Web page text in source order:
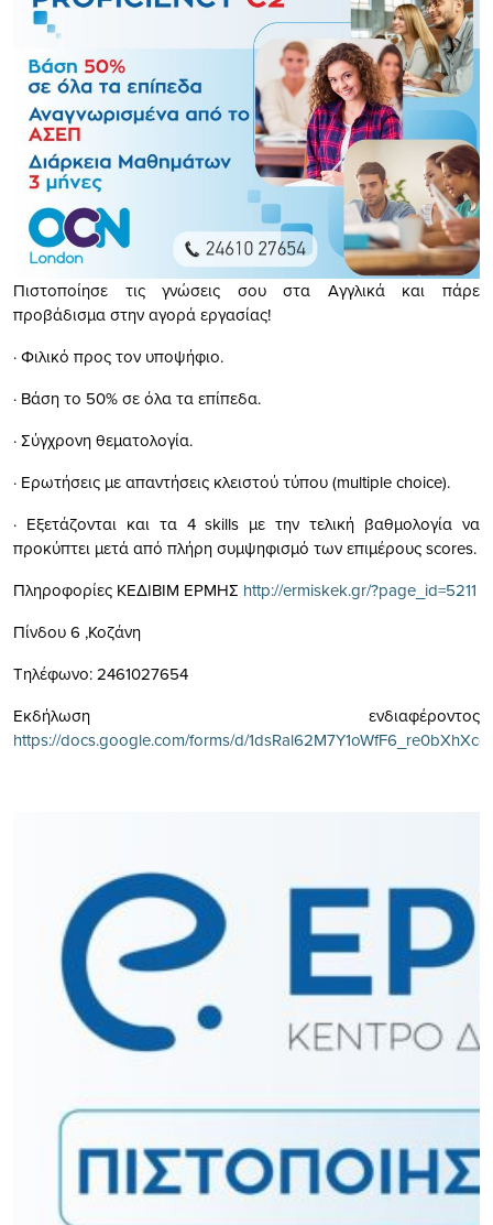
Πιστοποίησε τις γνώσεις σου στα Αγγλικά και πάρε
προβάδισμα στην αγορά εργασίας!
· Φιλικό προς τον υποψήφιο.
· Βάση το 50% σε όλα τα επίπεδα.
· Σύγχρονη θεματολογία.
· Ερωτήσεις με απαντήσεις κλειστού τύπου (multiple choice).
· Εξετάζονται και τα 4 skills με την τελική βαθμολογία να
προκύπτει μετά από πλήρη συμψηφισμό των επιμέρους scores.
Πληροφορίες ΚΕΔΙΒΙΜ ΕΡΜΗΣ http://ermiskek.gr/?page_id=5211
Πίνδου 6 ,Κοζάνη
Τηλέφωνο: 2461027654
Εκδήλωση ενδιαφέροντος
https://docs.google.com/forms/d/